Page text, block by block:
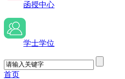
函授中心
学士学位
首页